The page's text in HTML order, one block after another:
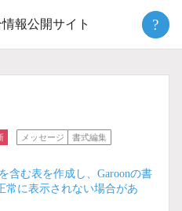
報公開サイト ?
メッセージ 書式編集
含む表を作成し、Garoonの書
常に表示されない場合があ